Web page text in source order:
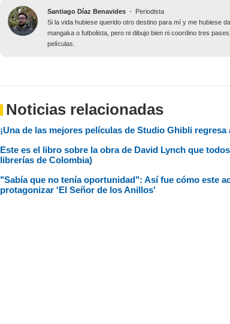
Santiago Díaz Benavides - Periodista
Si la vida hubiese querido otro destino para mí y me hubiese
mangaka o futbolista, pero ni dibujo bien ni coordino tres
películas.
Noticias relacionadas
¡Una de las mejores películas de Studio Ghibli
Este es el libro sobre la obra de David Lynch que
librerías de Colombia)
"Sabía que no tenía oportunidad": Así fue cómo este
protagonizar 'El Señor de los Anillos'